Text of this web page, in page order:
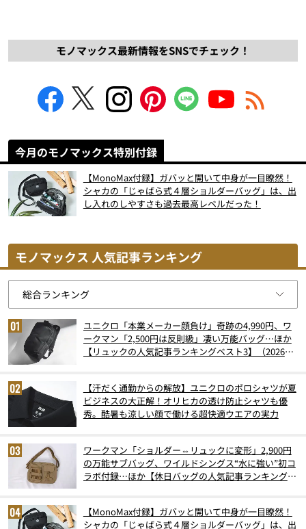
モノマックス最新情報をSNSでチェック！
今月のモノマックス特別付録
【MonoMax付録】ガバッと開いて中身が一目瞭然！
シャカの「じゃばら式４層ショルダーバッグ」は、出
し入れのしやすさも過去最高レベルだった！
モノマックス 人気記事ランキング
ユニクロ「本業メーカー顔負け」奇跡の4,990円、ワ
ークマン「2,500円は反則級」凄い万能バッグ…ほか
【リュックの人気記事ランキングベスト3】（2026年
【汗だく通勤からの解放】ユニクロのポロシャツが夏
ビジネスの大正解！オリヒカの透け防止シャツも優
秀。酷暑も涼しい顔で働ける超快適ウエアの実力
ワークマン「ショルダー⇔リュックに変形」2,900円
の万能サブバッグ、ワイルドシングス“水に強い”初コ
ラボ付録…ほか【休日バッグの人気記事ランキングベ
【MonoMax付録】ガバッと開いて中身が一目瞭然！
シャカの「じゃばら式４層ショルダーバッグ」は、出